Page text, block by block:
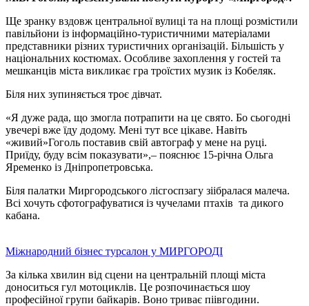
Ще зранку вздовж центральної вулиці та на площі розмістили
павільйони із інформаційно-туристичними матеріалами
представники різних туристичних організацій. Більшість у
національних костюмах. Особливе захоплення у гостей та
мешканців міста викликає гра троїстих музик із Кобеляк.
Біля них зупиняється троє дівчат.
«Я дуже рада, що змогла потрапити на це свято. Бо сьогодні
увечері вже їду додому. Мені тут все цікаве. Навіть
«живий»Гоголь поставив свій автограф у мене на руці.
Приїду, буду всім показувати»,– пояснює 15-річна Ольга
Яременко із Дніпропетровська.
Біля палатки Миргородського лісгоспзагу зіібралася малеча.
Всі хочуть сфотографуватися із чучелами птахів та дикого
кабана.
Міжнародний бізнес турсалон у МИРГОРОДІ
За кілька хвилин від сцени на центральній площі міста
доноситься гул мотоциклів. Це розпочинається шоу
професійної групи байкарів. Воно триває піівгодини.